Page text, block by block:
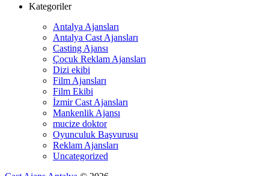
Kategoriler
Antalya Ajansları
Antalya Cast Ajansları
Casting Ajansı
Çocuk Reklam Ajansları
Dizi ekibi
Film Ajansları
Film Ekibi
İzmir Cast Ajansları
Mankenlik Ajansı
mucize doktor
Oyunculuk Başvurusu
Reklam Ajansları
Uncategorized